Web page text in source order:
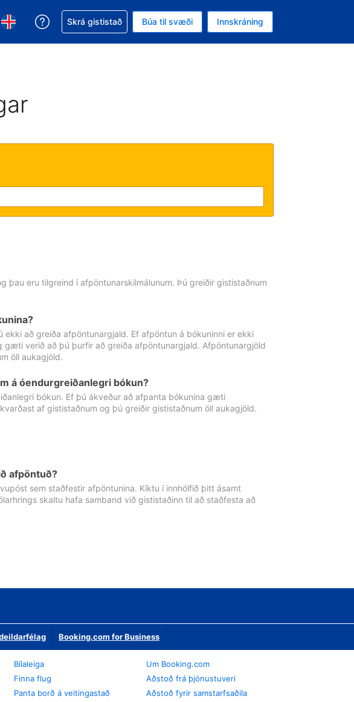
Í augnablikinu er gjaldmiðillinn Íslensk króna
Veldu þitt tungumál. Í augnablikinu er tungumál þitt Íslensku
Fá aðstoð við bókunina
Skrá gististað Búa til svæði Innskráning
þau eru tilgreind í afpöntunarskilmálunum. Þú greiðir gististaðnum
að greiða afpöntunargjald. Ef afpöntun á bókuninni er ekki
gæti verið að þú þurfir að greiða afpöntunargjald. Afpöntunargjöld
öll aukagjöld.
á óendurgreiðanlegri bókun?
bókun. Ef þú ákveður að afpanta bókunina gæti
af gististaðnum og þú greiðir gististaðnum öll aukagjöld.
afpöntuð?
sem staðfestir afpöntunina. Kíktu í innhólfið þitt ásamt
skaltu hafa samband við gististaðinn til að staðfesta að
Booking.com for Business
Bílaleiga
Finna flug
Panta borð á veitingastað
Um Booking.com
Aðstoð frá þjónustuveri
Aðstoð fyrir samstarfsaðila